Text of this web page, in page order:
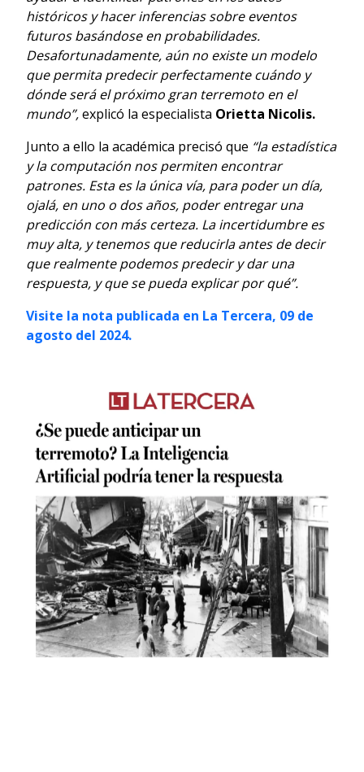
históricos y hacer inferencias sobre eventos
futuros basándose en probabilidades.
Desafortunadamente, aún no existe un modelo
que permita predecir perfectamente cuándo y
dónde será el próximo gran terremoto en el
mundo”,explicó la especialista Orietta Nicolis.
Junto a ello la académica precisó que “la estadística
y la computación nos permiten encontrar
patrones. Esta es la única vía, para poder un día,
ojalá, en uno o dos años, poder entregar una
predicción con más certeza. La incertidumbre es
muy alta, y tenemos que reducirla antes de decir
que realmente podemos predecir y dar una
respuesta, y que se pueda explicar por qué”.
Visite la nota publicada en La Tercera, 09 de
agosto del 2024.